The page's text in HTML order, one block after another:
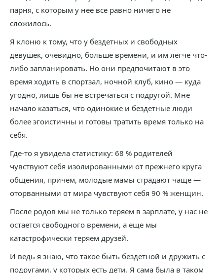
парня, с которым у нее все равно ничего не
сложилось.
Я клоню к тому, что у бездетных и свободных
девушек, очевидно, больше времени, и им легче что-
либо запланировать. Но они предпочитают в это
время ходить в спортзал, ночной клуб, кино — куда
угодно, лишь бы не встречаться с подругой. Мне
начало казаться, что одинокие и бездетные люди
более эгоистичны и готовы тратить время только на
себя.
Где-то я увидела статистику: 68 % родителей
чувствуют себя изолированными от прежнего круга
общения, причем, молодые мамы страдают чаще —
оторванными от мира чувствуют себя 90 % женщин.
После родов мы не только теряем в зарплате, у нас не
остается свободного времени, а еще мы
катастрофически теряем друзей.
И ведь я знаю, что такое быть бездетной и дружить с
подругами, у которых есть дети. Я сама была в таком